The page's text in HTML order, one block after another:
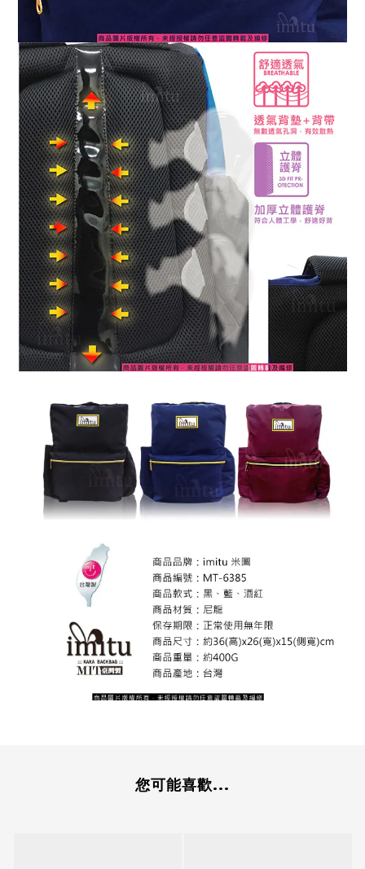
您可能喜歡...